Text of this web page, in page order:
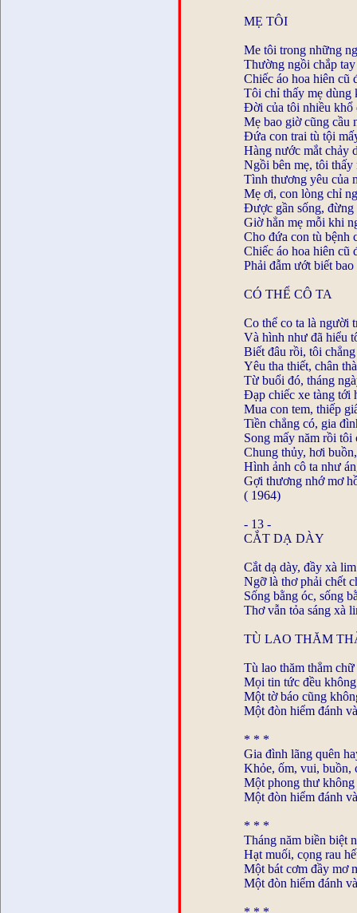
MẸ TÔI
Me tôi trong những
Thường ngồi chắp
Chiếc áo hoa hiên cũ
Tôi chỉ thấy mẹ dùng
Đời của tôi nhiều khổ
Mẹ bao giờ cũng cầu
Đứa con trai tù tội
Hàng nước mắt chảy
Ngồi bên mẹ, tôi thấy
Tình thương yêu của
Mẹ ơi, con lòng chỉ
Được gần sống,
Giờ hẳn mẹ mỗi khi
Cho đứa con tù bệnh
Chiếc áo hoa hiên cũ
Phải đẫm ướt biết
CÓ THỂ CÔ TA
Co thể co ta là người
Và hình như đã hiểu
Biết đâu rồi, tôi
Yêu tha thiết, chân
Từ buổi đó, tháng
Đạp chiếc xe tàng tới
Mua con tem, thiếp
Tiền chẳng có, gia
Song mấy năm rồi
Chung thủy, hơi
Hình ảnh cô ta như
Gợi thương nhớ mơ
( 1964)
- 13 -
CẮT DẠ DÀY
Cắt dạ dày, đầy xà lim
Ngỡ là thơ phải chết
Sống bằng óc, sống
Thơ vẫn tỏa sáng xà
TÙ LAO THĂM
Tù lao thăm thẳm
Mọi tin tức đều
Một tờ báo cũng
Một đòn hiểm đánh
* * *
Gia đình lãng quên
Khỏe, ốm, vui, buồn,
Một phong thư
Một đòn hiểm đánh
* * *
Tháng năm biền biệt
Hạt muối, cọng rau
Một bát cơm đầy mơ
Một đòn hiểm đánh